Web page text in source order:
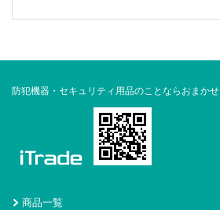
防犯機器・セキュリティ用品のことならおまかせ
商品一覧